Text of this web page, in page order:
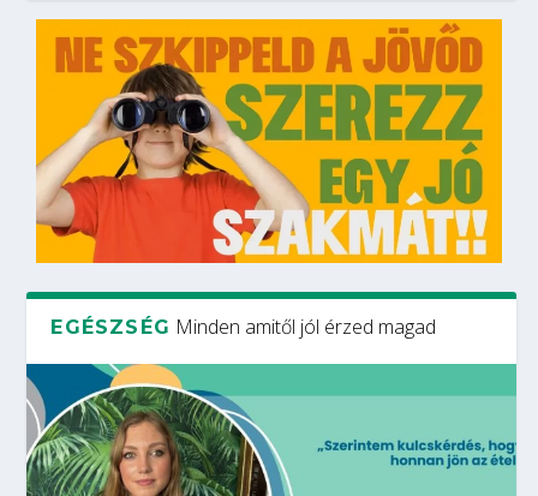
EGÉSZSÉG Minden amitől jól érzed magad